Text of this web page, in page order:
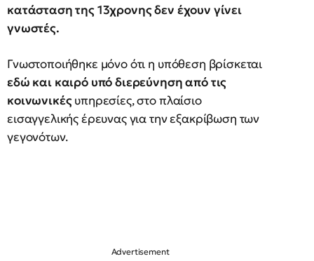
κατάσταση της 13χρονης δεν έχουν γίνει
γνωστές.
Γνωστοποιήθηκε μόνο ότι η υπόθεση βρίσκεται
εδώ και καιρό υπό διερεύνηση από τις
κοινωνικέςυπηρεσίες, στο πλαίσιο
εισαγγελικής έρευνας για την εξακρίβωση των
γεγονότων.